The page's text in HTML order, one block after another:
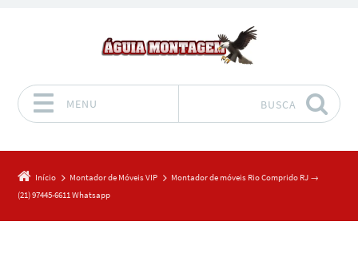
MENU BUSCA
Início Montador de Móveis VIP
Montador de móveis Rio Comprido RJ →
(21) 97445-6611 Whatsapp